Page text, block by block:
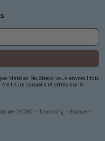
se contente pas
est optimisé.
mesure pour
cadre, qu’il
d’un modèle plus
vous avez la
confort,
choisis
59200 - Tourcoing - France -
Matelas No Stress vous envoie 1 fois
conseils et offres sur le